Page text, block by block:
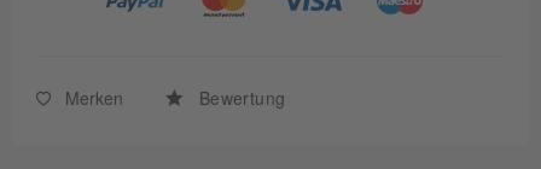
Merken Bewertung